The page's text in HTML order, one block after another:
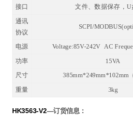
接口
文件、数据保存，U
通讯
协议
SCPI/
电源 Voltage:85V-242V AC
功率 15VA
尺寸 385mm*249mm*102mm
重量 3kg
HK3563-V2—订货信息：